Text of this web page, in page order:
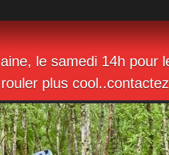
le samedi 14h pour
plus